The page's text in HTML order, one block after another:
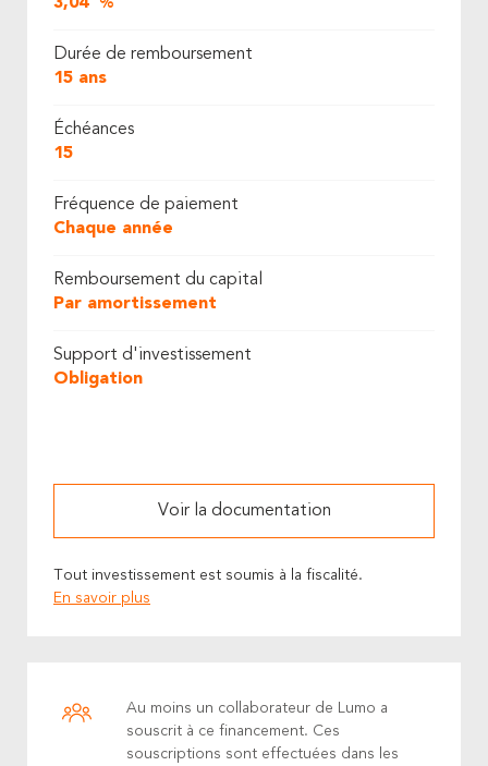
%
Durée de remboursement
15 ans
Échéances
15
Fréquence de paiement
Chaque année
Remboursement du capital
Par amortissement
Support d'investissement
Obligation
Voir la documentation
Tout investissement est soumis à la fiscalité.
En savoir plus
Au moins un collaborateur de Lumo a
souscrit à ce financement. Ces
souscriptions sont effectuées dans les